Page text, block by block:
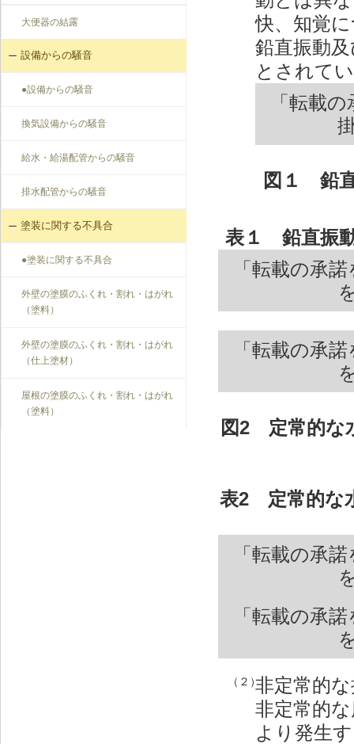
大便器の結露
設備からの騒音
●設備からの騒音
換気設備からの騒音
給水・給湯配管からの騒音
排水配管からの騒音
塗装に関する不具合
●塗装に関する不具合
外壁の塗膜のふくれ・割れ・はがれ
（塗料）
外壁の塗膜のふくれ・割れ・はがれ
（仕上塗材）
屋根の塗膜のふくれ・割れ・はがれ
（塗料）
快、知覚
鉛直振動
とされて
「転載
図１ 鉛
表１ 鉛直振
「転載の承
「転載の承
図2 定常的な
表2 定常的な
「転載の承
「転載の承
（２）非定常的
非定常的
より発生